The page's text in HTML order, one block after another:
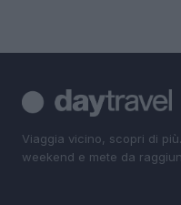
Viaggia vicino, scopri di
weekend e mete da